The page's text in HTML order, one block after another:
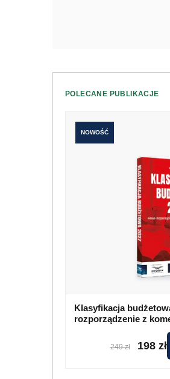
POLECANE PUBLIKACJE
NOWOŚĆ
Klasyfikacja
rozporządzenie z
249 zł 198 zł